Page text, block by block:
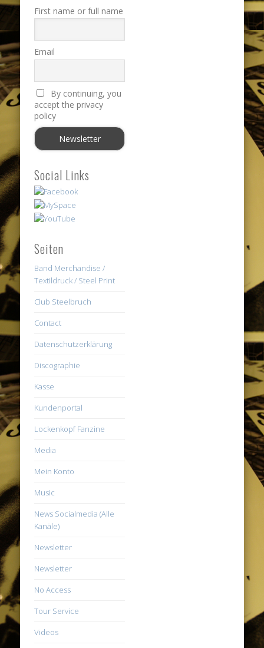
First name or full name
Email
By continuing, you
accept the privacy
policy
Social Links
Seiten
Band Merchandise /
Textildruck / Steel Print
Club Steelbruch
Contact
Datenschutzerklärung
Discographie
Kasse
Kundenportal
Lockenkopf Fanzine
Media
Mein Konto
Music
News Socialmedia (Alle
Kanäle)
Newsletter
Newsletter
No Access
Tour Service
Videos